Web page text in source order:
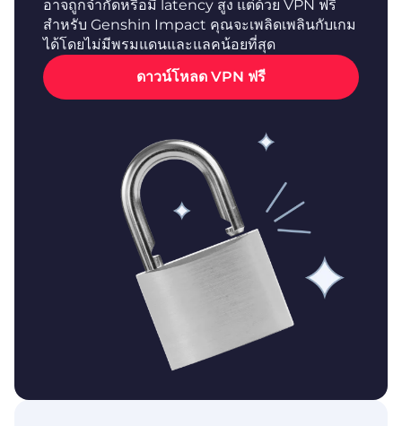
อาจถูกจำกัดหรือมี latency สูง แต่ด้วย VPN ฟรี
สำหรับ Genshin Impact คุณจะเพลิดเพลินกับเกม
ได้โดยไม่มีพรมแดนและแลคน้อยที่สุด
ดาวน์โหลด VPN ฟรี